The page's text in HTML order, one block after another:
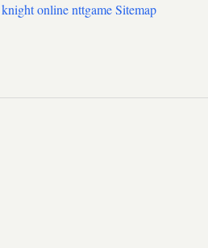
knight onlinenttgameSitemap